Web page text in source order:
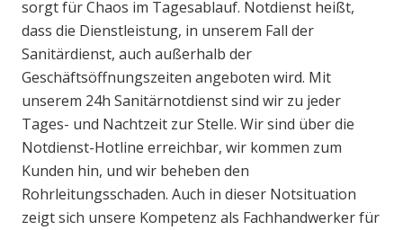
sorgt für Chaos im Tagesablauf. Notdienst heißt,
dass die Dienstleistung, in unserem Fall der
Sanitärdienst, auch außerhalb der
Geschäftsöffnungszeiten angeboten wird. Mit
unserem 24h Sanitärnotdienst sind wir zu jeder
Tages- und Nachtzeit zur Stelle. Wir sind über die
Notdienst-Hotline erreichbar, wir kommen zum
Kunden hin, und wir beheben den
Rohrleitungsschaden. Auch in dieser Notsituation
zeigt sich unsere Kompetenz als Fachhandwerker für